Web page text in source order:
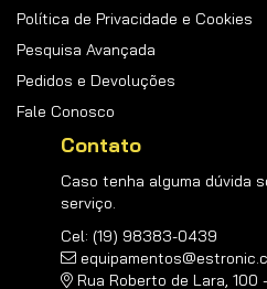
Política de Privacidade e Cookies
Pesquisa Avançada
Pedidos e Devoluções
Fale Conosco
Contato
Caso tenha alguma dúvida
serviço.
Cel: (19) 98383-0439
Rua Roberto de Lara,